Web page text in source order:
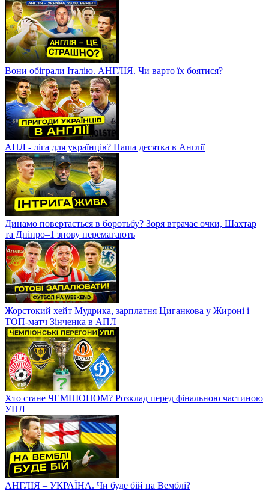
Вони обіграли Італію. АНГЛІЯ. Чи варто їх боятися?
АПЛ - ліга для українців? Наша десятка в Англії
Динамо повертається в боротьбу? Зоря втрачає очки, Шахтар
та Дніпро–1 знову перемагають
Жорстокий хейт Мудрика, зарплатня Циганкова у Жироні і
ТОП-матч Зінченка в АПЛ
Хто стане ЧЕМПІОНОМ? Розклад перед фінальною частиною
УПЛ
АНГЛІЯ – УКРАЇНА. Чи буде бій на Вемблі?